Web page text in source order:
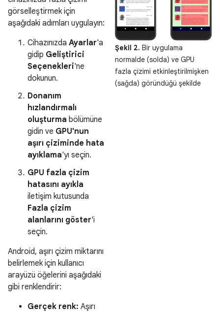
görselleştirmek için
aşağıdaki adımları uygulayın:
Cihazınızda Ayarlar'a
gidip Geliştirici
Seçenekleri'ne
dokunun.
Donanım
hızlandırmalı
oluşturma bölümüne
gidin ve GPU'nun
aşırı çiziminde hata
ayıklama'yı seçin.
GPU fazla çizim
hatasını ayıkla
iletişim kutusunda
Fazla çizim
alanlarını göster'i
seçin.
Android, aşırı çizim miktarını
belirlemek için kullanıcı
arayüzü öğelerini aşağıdaki
gibi renklendirir:
Gerçek renk: Aşırı
Şekil 2. Bir uygulama
normalde (solda) ve GPU
fazla çizimi etkinleştirilmişken
(sağda) göründüğü şekilde